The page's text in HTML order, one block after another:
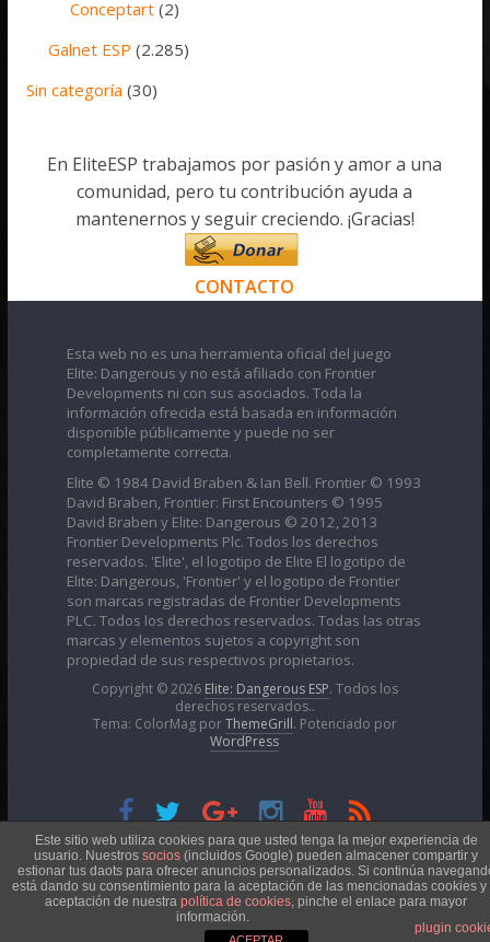
Conceptart (2)
Galnet ESP (2.285)
Sin categoría (30)
En EliteESP trabajamos por pasión y amor a una
comunidad, pero tu contribución ayuda a
mantenernos y seguir creciendo. ¡Gracias!
CONTACTO
Esta web no es una herramienta oficial del juego
Elite: Dangerous y no está afiliado con Frontier
Developments ni con sus asociados. Toda la
información ofrecida está basada en información
disponible públicamente y puede no ser
completamente correcta.
Elite © 1984 David Braben & Ian Bell. Frontier © 1993
David Braben, Frontier: First Encounters © 1995
David Braben y Elite: Dangerous © 2012, 2013
Frontier Developments Plc. Todos los derechos
reservados. 'Elite', el logotipo de Elite El logotipo de
Elite: Dangerous, 'Frontier' y el logotipo de Frontier
son marcas registradas de Frontier Developments
PLC. Todos los derechos reservados. Todas las otras
marcas y elementos sujetos a copyright son
propiedad de sus respectivos propietarios.
Copyright © 2026 Elite: Dangerous ESP. Todos los
derechos reservados..
Tema: ColorMag porThemeGrill. Potenciado por
WordPress
Esta obra está bajo unaLicencia Creative Commons
Atribución-NoComercial 4.0 Internacional
Este sitio web utiliza cookies para que usted tenga la mejor experiencia de
usuario. Nuestros socios (incluidos Google) pueden almacener compartir y
estionar tus daots para ofrecer anuncios personalizados. Si continúa
está dando su consentimiento para la aceptación de las mencionadas cookies y
aceptación de nuestra política de cookies, pinche el enlace para mayor
información.
plugin